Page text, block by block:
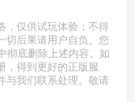
，仅供试玩体验；不得
切后果请用户自负。您
彻底删除上述内容。如
，得到更好的正版服
与我们联系处理。敬请